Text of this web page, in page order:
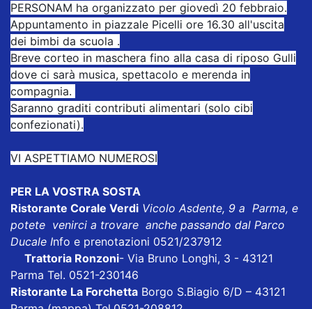
PERSONAM ha organizzato per giovedì 20 febbraio.
Appuntamento in piazzale Picelli ore 16.30 all'uscita
dei bimbi da scuola .
Breve corteo in maschera fino alla casa di riposo Gulli
dove ci sarà musica, spettacolo e merenda in
compagnia.
Saranno graditi contributi alimentari (solo cibi
confezionati).
VI ASPETTIAMO NUMEROSI
PER LA VOSTRA SOSTA
Ristorante Corale Verdi Vicolo Asdente, 9 a Parma, e
potete venirci a trovare anche passando dal Parco
Ducale Info e prenotazioni 0521/237912
Trattoria Ronzoni- Via Bruno Longhi, 3 - 43121
Parma Tel. 0521-230146
Ristorante La Forchetta Borgo S.Biagio 6/D – 43121